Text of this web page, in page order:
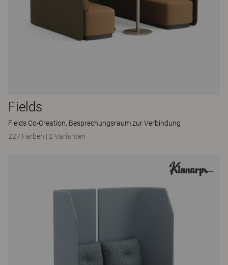
Fields
Fields Co-Creation, Besprechungsraum zur Verbindung
227 Farben | 2 Varianten